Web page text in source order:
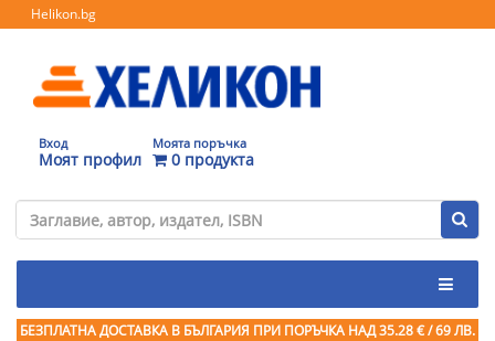
Helikon.bg
Вход
Моят профил
Моята поръчка
0 продукта
БЕЗПЛАТНА ДОСТАВКА В БЪЛГАРИЯ ПРИ ПОРЪЧКА НАД 35.28 € / 69 ЛВ.